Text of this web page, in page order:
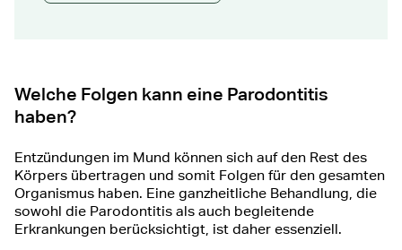
Welche Folgen kann eine Parodontitis
haben?
Entzündungen im Mund können sich auf den Rest des
Körpers übertragen und somit Folgen für den gesamten
Organismus haben. Eine ganzheitliche Behandlung, die
sowohl die Parodontitis als auch begleitende
Erkrankungen berücksichtigt, ist daher essenziell.